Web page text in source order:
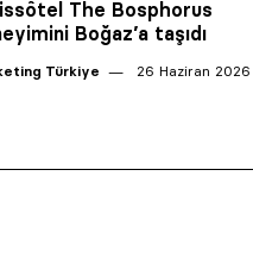
The Bosphorus
Boğaz’a taşıdı
Türkiye 26 Haziran 2026